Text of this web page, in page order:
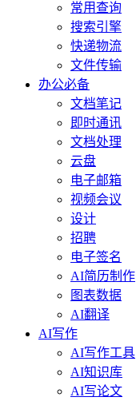
常用查询
搜索引擎
快递物流
文件传输
办公必备
文档笔记
即时通讯
文档处理
云盘
电子邮箱
视频会议
设计
招聘
电子签名
AI简历制作
图表数据
AI翻译
AI写作
AI写作工具
AI知识库
AI写论文